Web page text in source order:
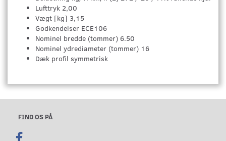
Lufttryk 2,00
Vægt [kg] 3,15
Godkendelser ECE106
Nominel bredde (tommer) 6.50
Nominel ydrediameter (tommer) 16
Dæk profil symmetrisk
FIND OS PÅ